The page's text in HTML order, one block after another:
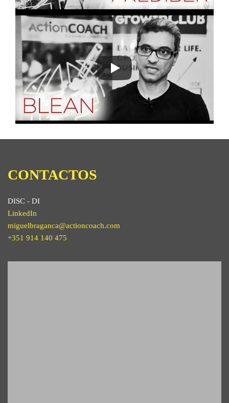
CONTACTOS
DISC - DI
LinkedIn
miguelbraganca@actioncoach.com
+351 914 140 475